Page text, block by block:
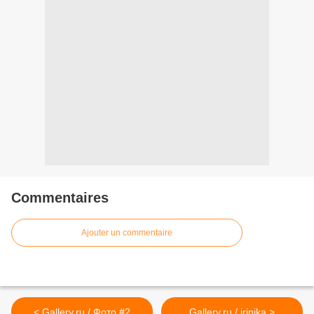
Commentaires
Ajouter un commentaire